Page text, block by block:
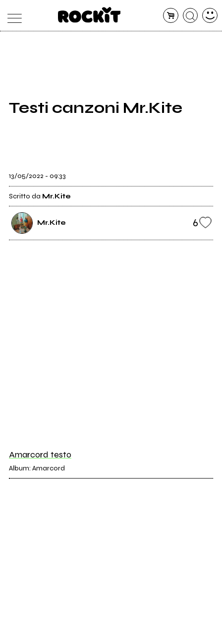
SHOP
Testi canzoni Mr.Kite
13/05/2022 - 09:33
Scritto da Mr.Kite
Mr.Kite 6
Amarcord testo
Album: Amarcord